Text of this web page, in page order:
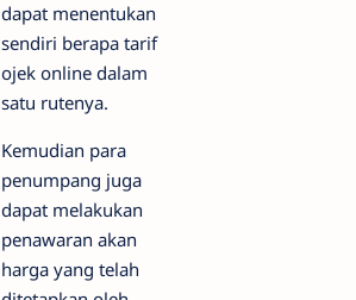
dapat menentukan
sendiri berapa tarif
ojek online dalam
satu rutenya.
Kemudian para
penumpang juga
dapat melakukan
penawaran akan
harga yang telah